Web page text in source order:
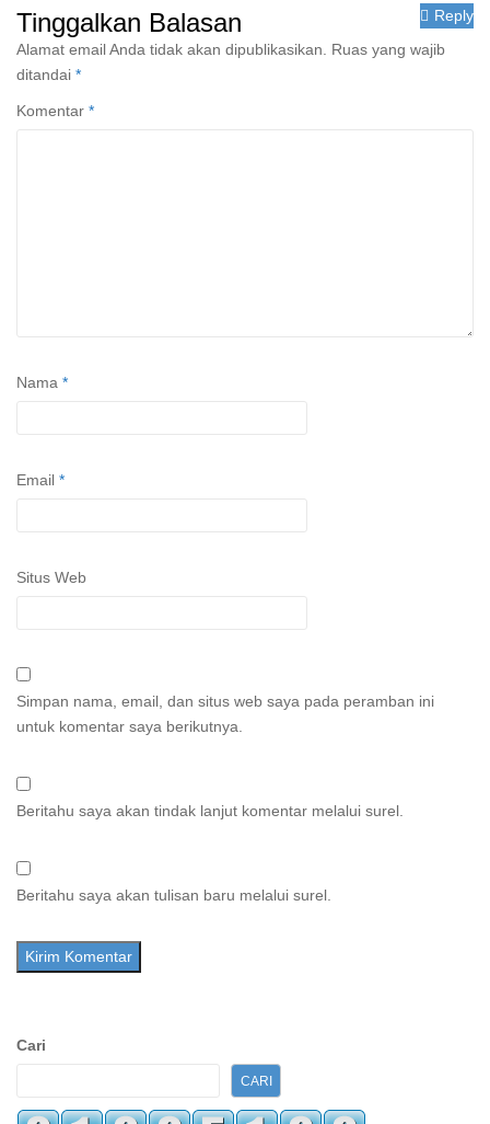
Reply
Tinggalkan Balasan
Alamat email Anda tidak akan dipublikasikan. Ruas yang wajib
ditandai *
Komentar *
Nama *
Email *
Situs Web
Simpan nama, email, dan situs web saya pada peramban ini
untuk komentar saya berikutnya.
Beritahu saya akan tindak lanjut komentar melalui surel.
Beritahu saya akan tulisan baru melalui surel.
Sidebar
Cari
CARI